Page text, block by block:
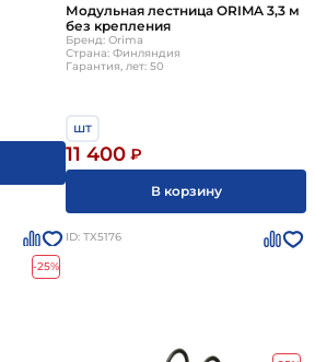
Модульная лестница ORIMA 3,3 м
без крепления
Бренд: Orima
Страна: Финляндия
Гарантия, лет: 50
шт
11 400 ₽
В корзину
-25%
ID: ТХ5176